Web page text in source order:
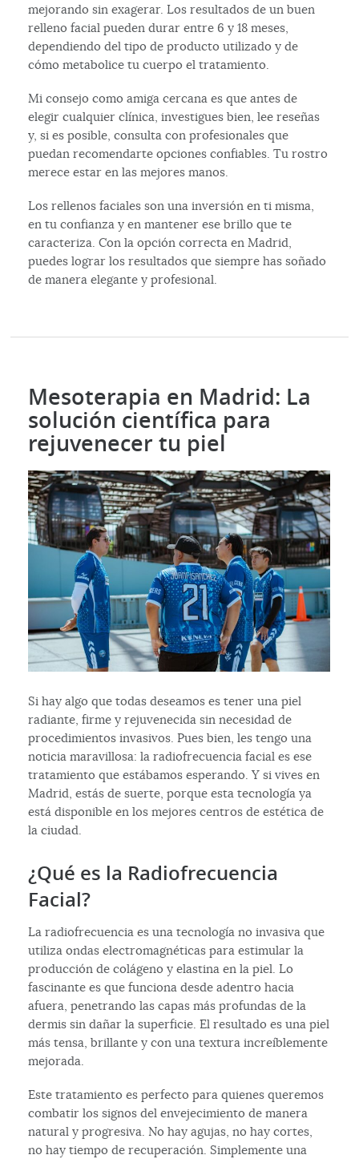
mejorando sin exagerar. Los resultados de un buen
relleno facial pueden durar entre 6 y 18 meses,
dependiendo del tipo de producto utilizado y de
cómo metabolice tu cuerpo el tratamiento.
Mi consejo como amiga cercana es que antes de
elegir cualquier clínica, investigues bien, lee reseñas
y, si es posible, consulta con profesionales que
puedan recomendarte opciones confiables. Tu rostro
merece estar en las mejores manos.
Los rellenos faciales son una inversión en ti misma,
en tu confianza y en mantener ese brillo que te
caracteriza. Con la opción correcta en Madrid,
puedes lograr los resultados que siempre has soñado
de manera elegante y profesional.
Mesoterapia en Madrid: La
solución científica para
rejuvenecer tu piel
Si hay algo que todas deseamos es tener una piel
radiante, firme y rejuvenecida sin necesidad de
procedimientos invasivos. Pues bien, les tengo una
noticia maravillosa: la radiofrecuencia facial es ese
tratamiento que estábamos esperando. Y si vives en
Madrid, estás de suerte, porque esta tecnología ya
está disponible en los mejores centros de estética de
la ciudad.
¿Qué es la Radiofrecuencia
Facial?
La radiofrecuencia es una tecnología no invasiva que
utiliza ondas electromagnéticas para estimular la
producción de colágeno y elastina en la piel. Lo
fascinante es que funciona desde adentro hacia
afuera, penetrando las capas más profundas de la
dermis sin dañar la superficie. El resultado es una piel
más tensa, brillante y con una textura increíblemente
mejorada.
Este tratamiento es perfecto para quienes queremos
combatir los signos del envejecimiento de manera
natural y progresiva. No hay agujas, no hay cortes,
no hay tiempo de recuperación. Simplemente una